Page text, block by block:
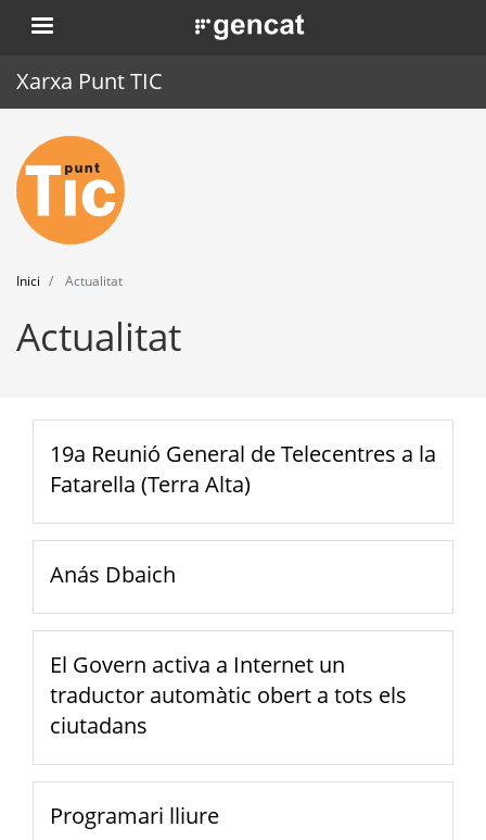
Vés
al
. Obre en una nova finestra.
Xarxa Punt TIC
Inici
Punt TIC
Actualitat
Agenda
Formació
Inici Actualitat
Actualitat
19a Reunió General de Telecentres a la
Fatarella (Terra Alta)
Anás Dbaich
El Govern activa a Internet un
traductor automàtic obert a tots els
ciutadans
Programari lliure